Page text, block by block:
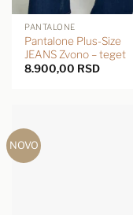
PANTALONE
Pantalone Plus-Size
JEANS Zvono – teget
8.900,00 RSD
NOVO